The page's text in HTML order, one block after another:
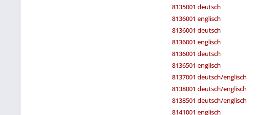
8135001 deutsch
8136001 englisch
8136001 deutsch
8136001 englisch
8136001 deutsch
8136501 englisch
8137001 deutsch/englisch
8138001 deutsch/englisch
8138501 deutsch/englisch
8141001 englisch